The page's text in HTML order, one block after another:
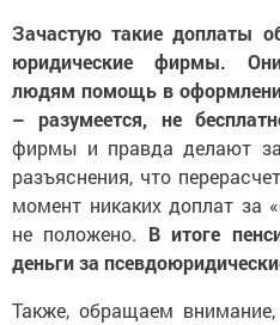
Зачастую такие доплаты
юридические фирмы.
людям помощь в
– разумеется, не
фирмы и правда делают
разъяснения, что
момент никаких доплат за
не положено. В итоге
деньги за
Также, обращаем внимание,